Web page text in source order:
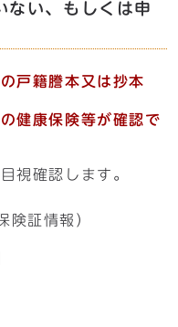
ない、もしくは申
戸籍謄本又は抄本
健康保険等が確認で
視確認します。
険証情報）